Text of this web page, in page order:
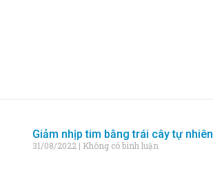
Giảm nhịp tim bằng trái cây tự nhiên
31/08/2022 Không có bình luận